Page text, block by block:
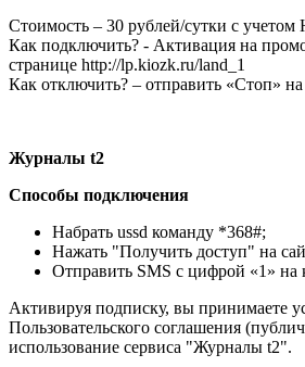
Стоимость – 30 рублей/сутки с
Как подключить? - Активация на
странице http://lp.kiozk.ru/land_1
Как отключить? – отправить «Стоп»
Журналы t2
Способы подключения
Набрать ussd команду *368#;
Нажать "Получить доступ" на
Отправить SMS с цифрой «1» на
Активируя подписку, вы принимаете
Пользовательского соглашения
использование сервиса "Журналы t2".